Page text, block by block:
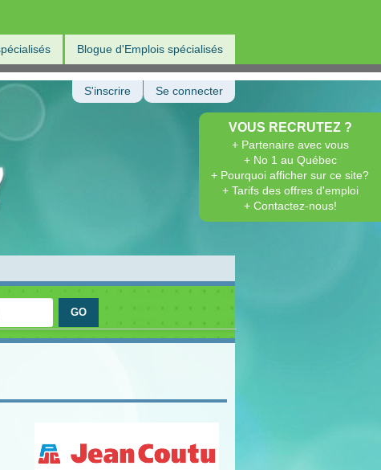
Blogue d'Emplois spécialisés
VOUS RECRUTEZ ?
+ Partenaire avec vous
+ No 1 au Québec
+ Pourquoi afficher sur ce site?
+ Tarifs des offres d'emploi
+ Contactez-nous!
S'inscrire Se connecter